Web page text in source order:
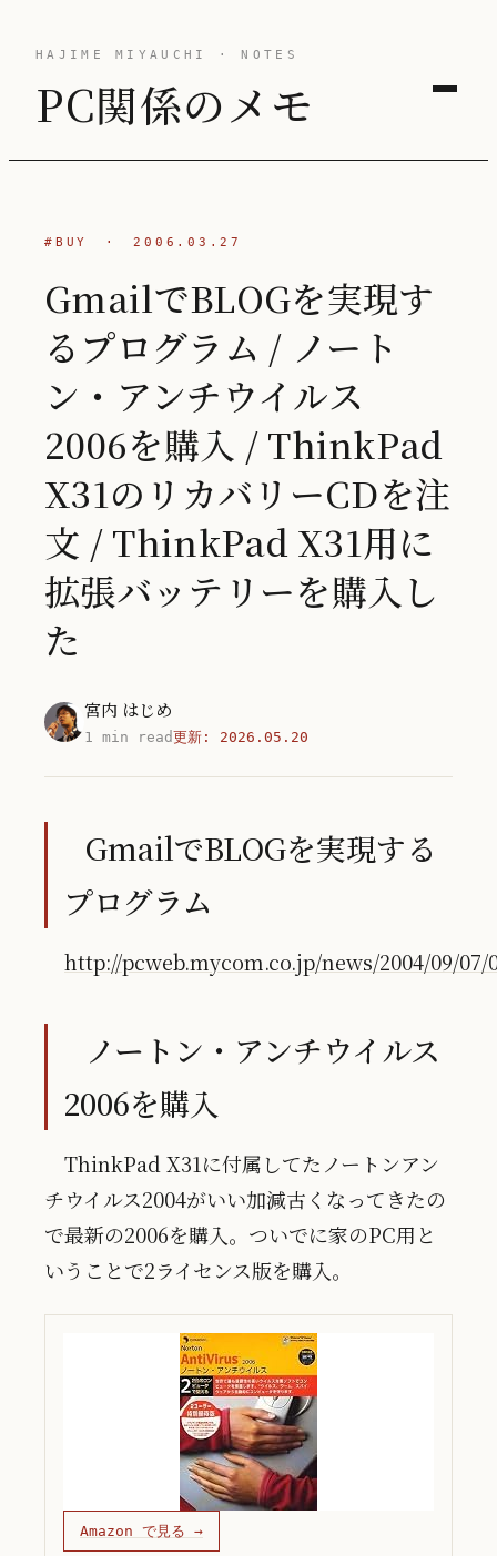
HAJIME MIYAUCHI · NOTES
PC関係のメモ
#BUY · 2006.03.27
GmailでBLOGを実現す
るプログラム / ノート
ン・アンチウイルス
2006を購入 / ThinkPad
X31のリカバリーCDを注
文 / ThinkPad X31用に
拡張バッテリーを購入し
た
宮内 はじめ
1 min read更新: 2026.05.20
GmailでBLOGを実現する
プログラム
http://pcweb.mycom.co.jp/news/2004/09/
ノートン・アンチウイルス
2006を購入
ThinkPad X31に付属してたノートンアン
チウイルス2004がいい加減古くなってきたの
で最新の2006を購入。ついでに家のPC用と
いうことで2ライセンス版を購入。
Amazon で見る →